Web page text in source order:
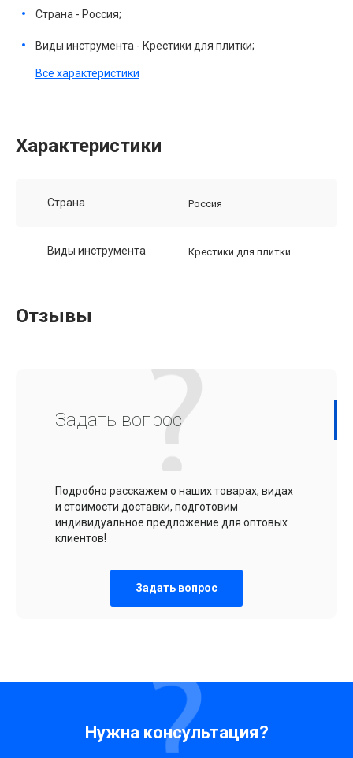
Страна - Россия;
Виды инструмента - Крестики для плитки;
Все характеристики
Характеристики
Страна Россия
Виды инструмента Крестики для плитки
Отзывы
Задать вопрос
Подробно расскажем о наших товарах, видах
и стоимости доставки, подготовим
индивидуальное предложение для оптовых
клиентов!
Задать вопрос
Нужна консультация?